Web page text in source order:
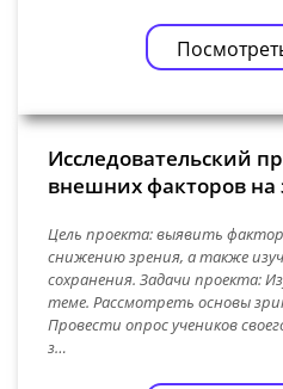
Исследовательский
внешних факторов на
Цель проекта: выявить
снижению зрения, а также
сохранения. Задачи проекта:
теме. Рассмотреть основы
Провести опрос учеников
з…